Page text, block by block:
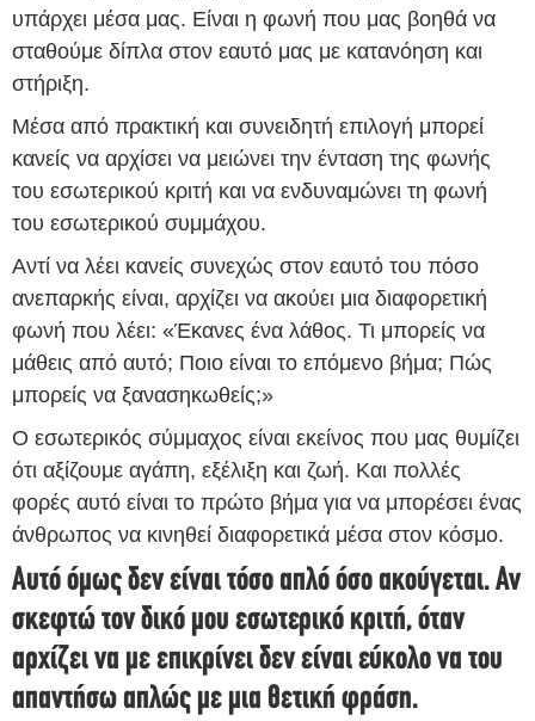
υπάρχει μέσα μας. Είναι η φωνή που μας βοηθά να
σταθούμε δίπλα στον εαυτό μας με κατανόηση και
στήριξη.
Μέσα από πρακτική και συνειδητή επιλογή μπορεί
κανείς να αρχίσει να μειώνει την ένταση της φωνής
του εσωτερικού κριτή και να ενδυναμώνει τη φωνή
του εσωτερικού συμμάχου.
Αντί να λέει κανείς συνεχώς στον εαυτό του πόσο
ανεπαρκής είναι, αρχίζει να ακούει μια διαφορετική
φωνή που λέει: «Έκανες ένα λάθος. Τι μπορείς να
μάθεις από αυτό; Ποιο είναι το επόμενο βήμα; Πώς
μπορείς να ξανασηκωθείς;»
Ο εσωτερικός σύμμαχος είναι εκείνος που μας θυμίζει
ότι αξίζουμε αγάπη, εξέλιξη και ζωή. Και πολλές
φορές αυτό είναι το πρώτο βήμα για να μπορέσει ένας
άνθρωπος να κινηθεί διαφορετικά μέσα στον κόσμο.
Αυτό όμως δεν είναι τόσο απλό όσο ακούγεται. Αν
σκεφτώ τον δικό μου εσωτερικό κριτή, όταν
αρχίζει να με επικρίνει δεν είναι εύκολο να του
απαντήσω απλώς με μια θετική φράση.